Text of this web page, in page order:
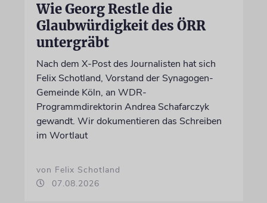
Wie Georg Restle die
Glaubwürdigkeit des ÖRR
untergräbt
Nach dem X-Post des Journalisten hat sich
Felix Schotland, Vorstand der Synagogen-
Gemeinde Köln, an WDR-
Programmdirektorin Andrea Schafarczyk
gewandt. Wir dokumentieren das Schreiben
im Wortlaut
von Felix Schotland
07.08.2026